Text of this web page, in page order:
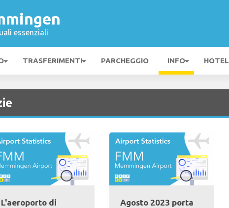
essenziali
TRASFERIMENTI PARCHEGGIO INFO HOTEL
L'aeroporto di
Agosto 2023 porta